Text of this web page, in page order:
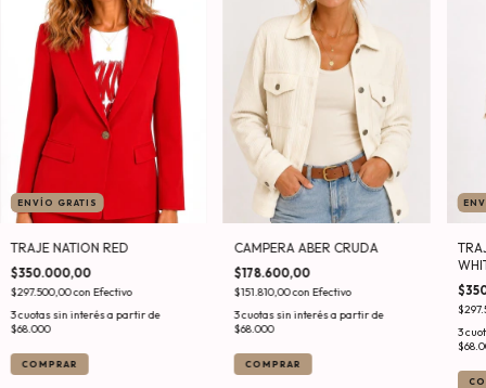
ENVÍO GRATIS
TRAJE NATION RED
$350.000,00
$297.500,00con Efectivo
COMPRAR
CAMPERA ABER CRUDA
$178.600,00
$151.810,00con Efectivo
COMPRAR